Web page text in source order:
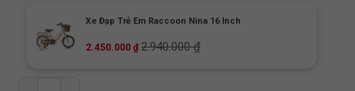
Xe Đạp Trẻ Em Raccoon Nina 16 Inch
2.450.000 ₫ 2.940.000₫